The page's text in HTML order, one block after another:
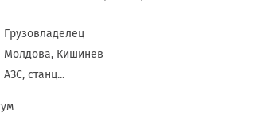
Грузовладелец
Молдова, Кишинев
АЗС, станц...